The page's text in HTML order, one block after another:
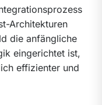
Architekturen
die anfängliche
eingerichtet ist,
effizienter und